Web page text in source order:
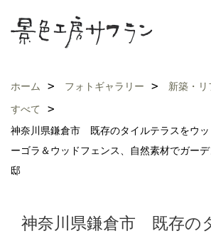
ホーム フォトギャラリー
新築・リ
すべて
神奈川県鎌倉市 既存のタイルテラスをウ
ーゴラ＆ウッドフェンス、自然素材でガー
邸
神奈川県鎌倉市 既存の